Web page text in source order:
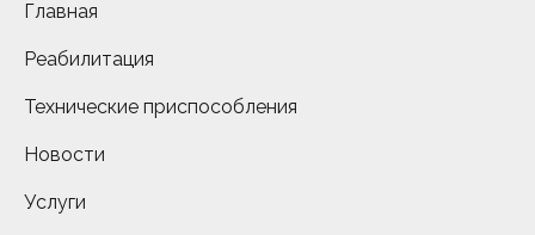
Главная
Реабилитация
Технические приспособления
Новости
Услуги